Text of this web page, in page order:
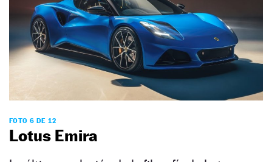
FOTO 6 DE 12
Lotus Emira